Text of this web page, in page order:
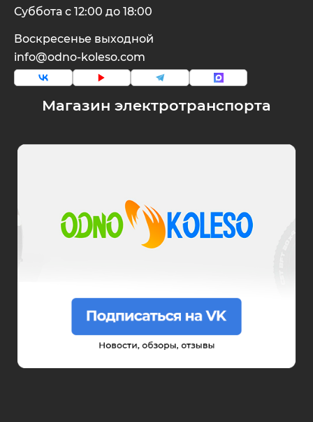
Магазин электротранспорта
Суббота с 12:00 до 18:00
Воскресенье выходной
info@odno-koleso.com